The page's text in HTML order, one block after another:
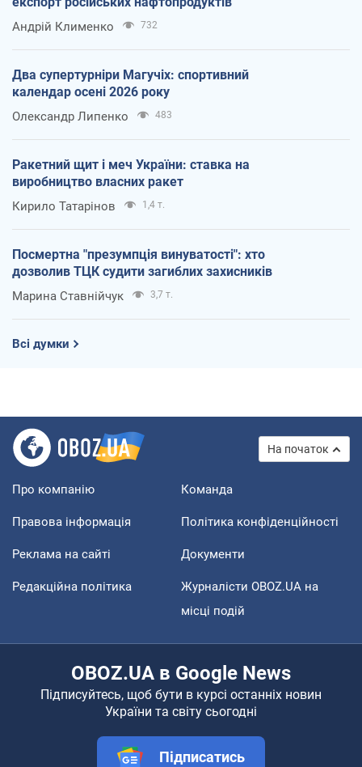
Андрій Клименко 732
Два супертурніри Магучіх: спортивний
календар осені 2026 року
Олександр Липенко 483
Ракетний щит і меч України: ставка на
виробництво власних ракет
Кирило Татарінов 1,4 т.
Посмертна "презумпція винуватості": хто
дозволив ТЦК судити загиблих захисників
Марина Ставнійчук 3,7 т.
Всі думки
На початок
Про компанію Команда
Правова інформація Політика конфіденційності
Реклама на сайті Документи
Редакційна політика
Журналісти OBOZ.UA на
місці подій
OBOZ.UA в Google News
Підписуйтесь, щоб бути в курсі останніх новин
України та світу сьогодні
Підписатись